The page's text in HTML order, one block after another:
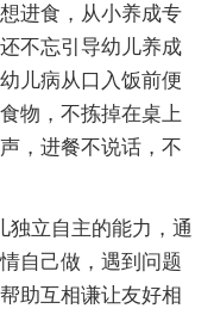
进食，从小养成专
不忘引导幼儿养成
儿病从口入饭前便
物，不拣掉在桌上
，进餐不说话，不
立自主的能力，通
自己做，遇到问题
助互相谦让友好相